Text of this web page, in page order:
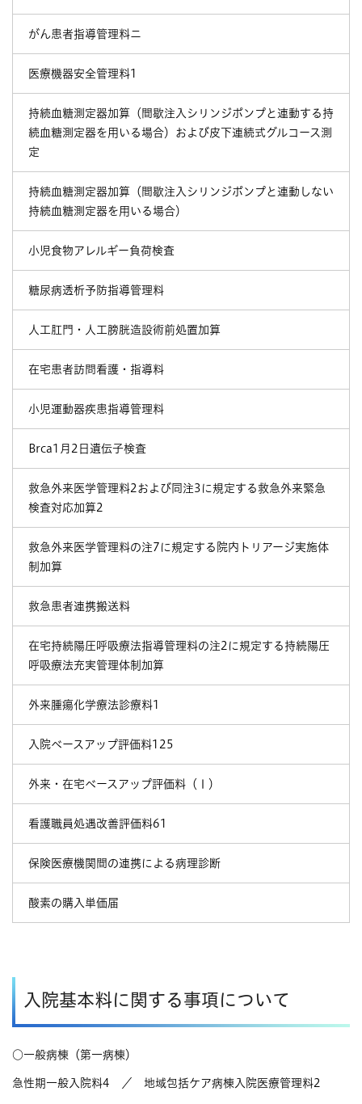
がん患者指導管理料ニ
医療機器安全管理料1
持続血糖測定器加算（間歇注入シリンジポンプと連動する持
続血糖測定器を用いる場合）および皮下連続式グルコース測
定
持続血糖測定器加算（間歇注入シリンジポンプと連動しない
持続血糖測定器を用いる場合）
小児食物アレルギー負荷検査
糖尿病透析予防指導管理料
人工肛門・人工膀胱造設術前処置加算
在宅患者訪問看護・指導料
小児運動器疾患指導管理料
Brca1月2日遺伝子検査
救急外来医学管理料2および同注3に規定する救急外来緊急
検査対応加算2
救急外来医学管理料の注7に規定する院内トリアージ実施体
制加算
救急患者連携搬送料
在宅持続陽圧呼吸療法指導管理料の注2に規定する持続陽圧
呼吸療法充実管理体制加算
外来腫瘍化学療法診療料1
入院ベースアップ評価料125
外来・在宅ベースアップ評価料（Ⅰ）
看護職員処遇改善評価料61
保険医療機関間の連携による病理診断
酸素の購入単価届
入院基本料に関する事項について
○一般病棟（第一病棟）
急性期一般入院料4 ／ 地域包括ケア病棟入院医療管理料2